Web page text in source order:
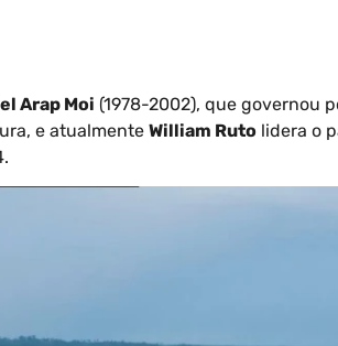
Arap Moi (1978-2002), que governou
e atualmente William Ruto lidera o